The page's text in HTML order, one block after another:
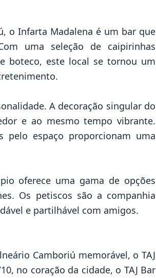
o Infarta Madalena é um bar que
uma seleção de caipirinhas
boteco, este local se tornou um
A decoração singular do
e ao mesmo tempo vibrante.
pelo espaço proporcionam uma
oferece uma gama de opções
Os petiscos são a companhia
e partilhável com amigos.
Camboriú memorável, o TAJ
no coração da cidade, o TAJ Bar